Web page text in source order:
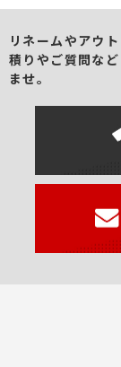
リネームやアウ
積りやご質問な
ませ。